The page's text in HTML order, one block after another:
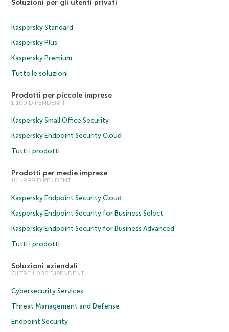
Soluzioni per gli utenti privati
Kaspersky Standard
Kaspersky Plus
Kaspersky Premium
Tutte le soluzioni
Prodotti per piccole imprese
1-100 DIPENDENTI
Kaspersky Small Office Security
Kaspersky Endpoint Security Cloud
Tutti i prodotti
Prodotti per medie imprese
101-999 DIPENDENTI
Kaspersky Endpoint Security Cloud
Kaspersky Endpoint Security for Business Select
Kaspersky Endpoint Security for Business Advanced
Tutti i prodotti
Soluzioni aziendali
OLTRE 1.000 DIPENDENTI
Cybersecurity Services
Threat Management and Defense
Endpoint Security